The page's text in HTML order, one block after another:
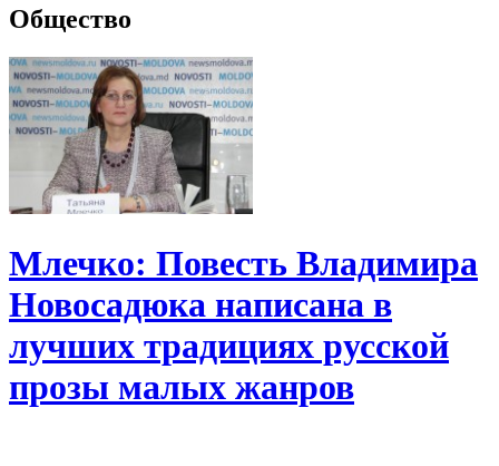
Общество
Млечко: Повесть Владимира
Новосадюка написана в
лучших традициях русской
прозы малых жанров